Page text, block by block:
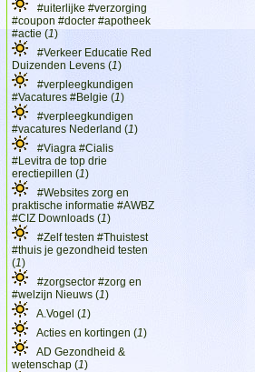
#uiterlijke #verzorging
#coupon #docter #apotheek
#actie (1)
#Verkeer Educatie Red
Duizenden Levens (1)
#verpleegkundigen
#Vacatures #Belgie (1)
#verpleegkundigen
#vacatures Nederland (1)
#Viagra #Cialis
#Levitra de top drie
erectiepillen (1)
#Websites zorg en
praktische informatie #AWBZ
#CIZ Downloads (1)
#Zelf testen #Thuistest
#thuis je gezondheid testen
(1)
#zorgsector #zorg en
#welzijn Nieuws (1)
A.Vogel (1)
Acties en kortingen (1)
AD Gezondheid &
wetenschap (1)